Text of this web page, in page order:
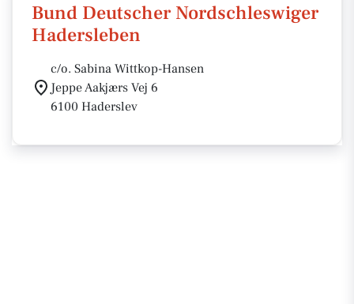
Bund Deutscher Nordschleswiger
Hadersleben
c/o. Sabina Wittkop-Hansen
Jeppe Aakjærs Vej 6
6100 Haderslev